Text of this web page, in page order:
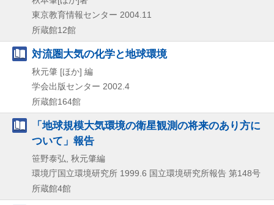
東京教育情報センター 2004.11
所蔵館12館
対流圏大気の化学と地球環境
秋元肇 [ほか] 編
学会出版センター 2002.4
所蔵館164館
「地球規模大気環境の衛星観測の将来のあり方に
ついて」報告
笹野泰弘, 秋元肇編
環境庁国立環境研究所 1999.6 国立環境研究所報告 第148号
所蔵館4館